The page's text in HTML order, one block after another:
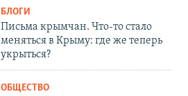
БЛОГИ
Письма крымчан. Что-то стало
меняться в Крыму: где же теперь
укрыться?
ОБЩЕСТВО